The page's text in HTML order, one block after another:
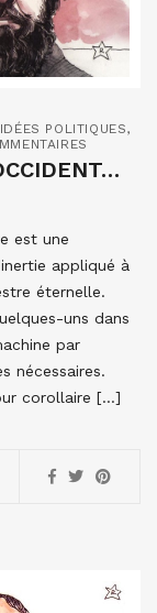
POLITIQUES,
est une
appliqué à
éternelle.
uns dans
par
nécessaires.
corollaire […]